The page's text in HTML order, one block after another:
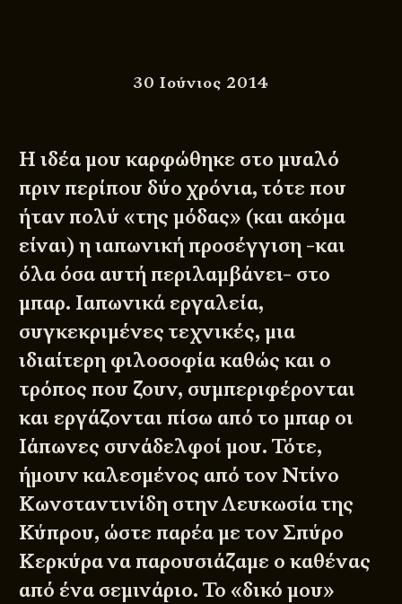
30 Ιούνιος 2014
Η ιδέα μου καρφώθηκε στο μυαλό
πριν περίπου δύο χρόνια, τότε που
ήταν πολύ «της μόδας» (και ακόμα
είναι) η ιαπωνική προσέγγιση -και
όλα όσα αυτή περιλαμβάνει- στο
μπαρ. Ιαπωνικά εργαλεία,
συγκεκριμένες τεχνικές, μια
ιδιαίτερη φιλοσοφία καθώς και ο
τρόπος που ζουν, συμπεριφέρονται
και εργάζονται πίσω από το μπαρ οι
Ιάπωνες συνάδελφοί μου. Τότε,
ήμουν καλεσμένος από τον Ντίνο
Κωνσταντινίδη στην Λευκωσία της
Κύπρου, ώστε παρέα με τον Σπύρο
Κερκύρα να παρουσιάζαμε ο καθένας
από ένα σεμινάριο. Το «δικό μου»